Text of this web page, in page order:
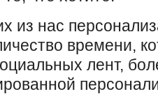
из нас
времени,
лент,